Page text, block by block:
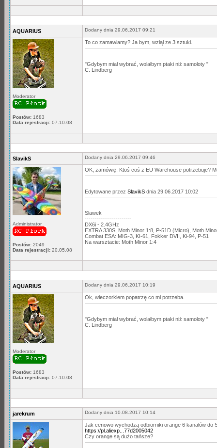
AQUARIUS Dodany dnia 29.06.2017 09:21
Moderator
Postów: 1683
Data rejestracji: 07.10.08
To co zamawiamy? Ja bym, wziął ze 3 sztuki.
"Gdybym miał wybrać, wolałbym ptaki niż samoloty "
C. Lindberg
SlavikS Dodany dnia 29.06.2017 09:46
Administrator
Postów: 2049
Data rejestracji: 20.05.08
OK, zamówię. Ktoś coś z EU Warehouse potrzebuje?
Edytowane przez SlavikS dnia 29.06.2017 10:02
Sławek
------------------------
DX6i - 2.4GHz
EXTRA 330S, Moth Minor 1:8, P-51D (Micro), Moth
Combat ESA: MIG-3, KI-61, Fokker DVII, Ki-94, P-51
Na warsztacie: Moth Minor 1:4
AQUARIUS Dodany dnia 29.06.2017 10:19
Moderator
Postów: 1683
Data rejestracji: 07.10.08
Ok, wieczorkiem popatrzę co mi potrzeba.
"Gdybym miał wybrać, wolałbym ptaki niż samoloty "
C. Lindberg
jarekrum Dodany dnia 10.08.2017 10:14
Jak cenowo wychodzą odbiorniki orange 6 kanałów do
https://pl.aliexp...77d2005042
Czy orange są dużo tańsze?